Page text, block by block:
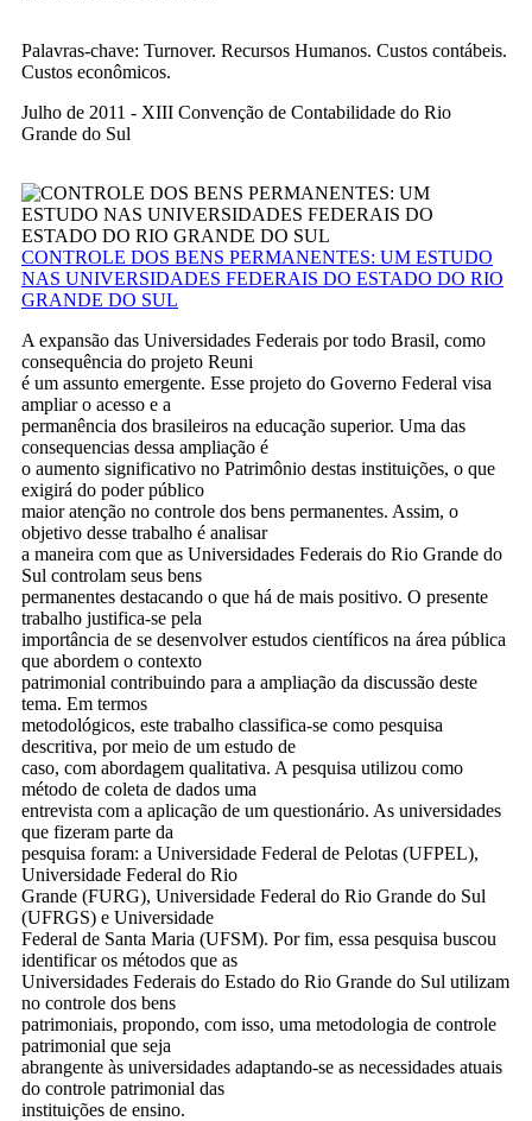
Palavras-chave: Turnover. Recursos Humanos. Custos contábeis.
Custos econômicos.
Julho de 2011 - XIII Convenção de Contabilidade do Rio
Grande do Sul
CONTROLE DOS BENS PERMANENTES: UM ESTUDO
NAS UNIVERSIDADES FEDERAIS DO ESTADO DO RIO
GRANDE DO SUL
A expansão das Universidades Federais por todo Brasil, como
consequência do projeto Reuni
é um assunto emergente. Esse projeto do Governo Federal visa
ampliar o acesso e a
permanência dos brasileiros na educação superior. Uma das
consequencias dessa ampliação é
o aumento significativo no Patrimônio destas instituições, o que
exigirá do poder público
maior atenção no controle dos bens permanentes. Assim, o
objetivo desse trabalho é analisar
a maneira com que as Universidades Federais do Rio Grande do
Sul controlam seus bens
permanentes destacando o que há de mais positivo. O presente
trabalho justifica-se pela
importância de se desenvolver estudos científicos na área pública
que abordem o contexto
patrimonial contribuindo para a ampliação da discussão deste
tema. Em termos
metodológicos, este trabalho classifica-se como pesquisa
descritiva, por meio de um estudo de
caso, com abordagem qualitativa. A pesquisa utilizou como
método de coleta de dados uma
entrevista com a aplicação de um questionário. As universidades
que fizeram parte da
pesquisa foram: a Universidade Federal de Pelotas (UFPEL),
Universidade Federal do Rio
Grande (FURG), Universidade Federal do Rio Grande do Sul
(UFRGS) e Universidade
Federal de Santa Maria (UFSM). Por fim, essa pesquisa buscou
identificar os métodos que as
Universidades Federais do Estado do Rio Grande do Sul utilizam
no controle dos bens
patrimoniais, propondo, com isso, uma metodologia de controle
patrimonial que seja
abrangente às universidades adaptando-se as necessidades atuais
do controle patrimonial das
instituições de ensino.